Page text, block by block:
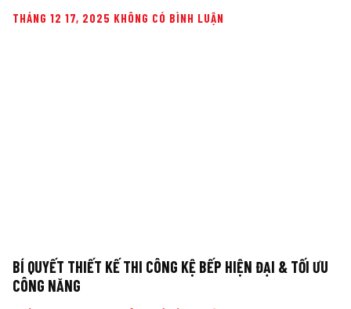
THÁNG 12 17, 2025 KHÔNG CÓ BÌNH LUẬN
BÍ QUYẾT THIẾT KẾ THI CÔNG KỆ BẾP HIỆN ĐẠI & TỐI ƯU
CÔNG NĂNG